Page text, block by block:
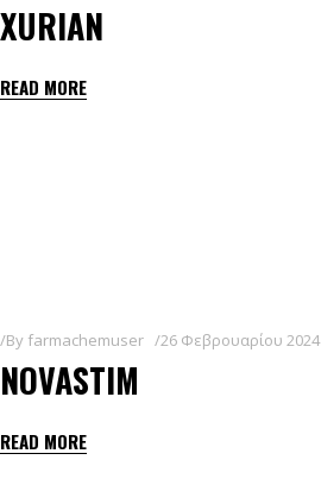
XURIAN
READ MORE
By farmachemuser 26 Φεβρουαρίου 2024
NOVASTIM
READ MORE